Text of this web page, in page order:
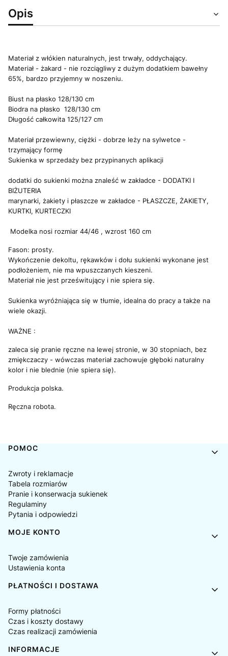
Opis
Materiał z włókien naturalnych, jest trwały, oddychający.
Materiał - żakard - nie rozciągliwy z dużym dodatkiem bawełny
65%, bardzo przyjemny w noszeniu.
Biust na płasko 128/130 cm
Biodra na płasko 128/130 cm
Długość całkowita 125/127 cm
Materiał przewiewny, ciężki - dobrze leży na sylwetce -
trzymający formę
Sukienka w sprzedaży bez przypinanych aplikacji
dodatki do sukienki można znaleść w zakładce - DODATKI I
BIŻUTERIA
marynarki, żakiety i płaszcze w zakładce - PŁASZCZE, ŻAKIETY,
KURTKI, KURTECZKI
Modelka nosi rozmiar 44/46 , wzrost 160 cm
Fason: prosty.
Wykończenie dekoltu, rękawków i dołu sukienki wykonane jest
podłożeniem, nie ma wpuszczanych kieszeni.
Materiał nie jest prześwitujący i nie spiera się.
Sukienka wyróżniająca się w tłumie, idealna do pracy a także na
wiele okazji.
WAŻNE :
zaleca się pranie ręczne na lewej stronie, w 30 stopniach, bez
zmiękczaczy - wówczas materiał zachowuje głęboki naturalny
kolor i nie blednie (nie spiera się).
Produkcja polska.
Ręczna robota.
Linki w stopce
POMOC
Zwroty i reklamacje
Tabela rozmiarów
Pranie i konserwacja sukienek
Regulaminy
Pytania i odpowiedzi
MOJE KONTO
Twoje zamówienia
Ustawienia konta
PŁATNOŚCI I DOSTAWA
Formy płatności
Czas i koszty dostawy
Czas realizacji zamówienia
INFORMACJE